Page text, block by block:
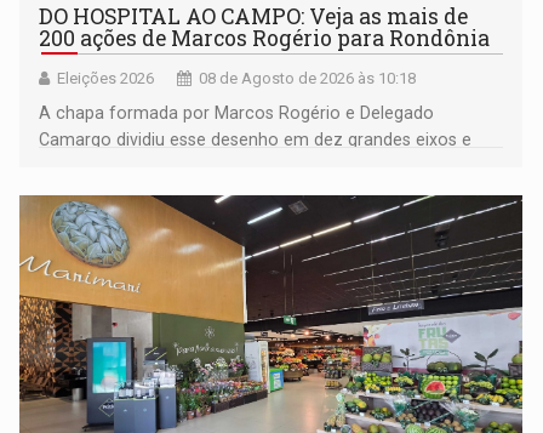
DO HOSPITAL AO CAMPO: Veja as mais de
200 ações de Marcos Rogério para Rondônia
Eleições 2026 08 de Agosto de 2026 às 10:18
A chapa formada por Marcos Rogério e Delegado
Camargo dividiu esse desenho em dez grandes eixos e